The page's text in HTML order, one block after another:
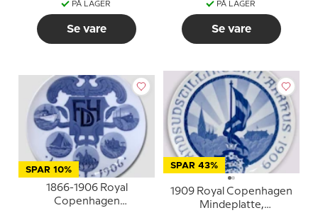
PÅ LAGER
Se vare
PÅ LAGER
Se vare
SPAR 10%
1866-1906 Royal
Copenhagen
SPAR 43%
1909 Royal Copenhagen
Mindeplatte,